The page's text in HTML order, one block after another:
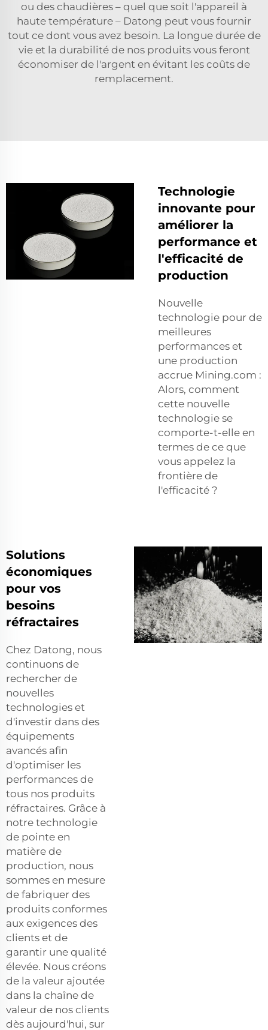
ou des chaudières – quel que soit l'appareil à
haute température – Datong peut vous fournir
tout ce dont vous avez besoin. La longue durée de
vie et la durabilité de nos produits vous feront
économiser de l'argent en évitant les coûts de
remplacement.
Technologie
innovante pour
améliorer la
performance et
l'efficacité de
production
Nouvelle
technologie pour de
meilleures
performances et
une production
accrue Mining.com :
Alors, comment
cette nouvelle
technologie se
comporte-t-elle en
termes de ce que
vous appelez la
frontière de
l'efficacité ?
Solutions
économiques
pour vos
besoins
réfractaires
Chez Datong, nous
continuons de
rechercher de
nouvelles
technologies et
d'investir dans des
équipements
avancés afin
d'optimiser les
performances de
tous nos produits
réfractaires. Grâce à
notre technologie
de pointe en
matière de
production, nous
sommes en mesure
de fabriquer des
produits conformes
aux exigences des
clients et de
garantir une qualité
élevée. Nous créons
de la valeur ajoutée
dans la chaîne de
valeur de nos clients
dès aujourd'hui, sur